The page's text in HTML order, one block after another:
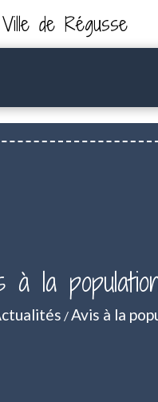
Ville de Régusse
à la
/ Avis à la